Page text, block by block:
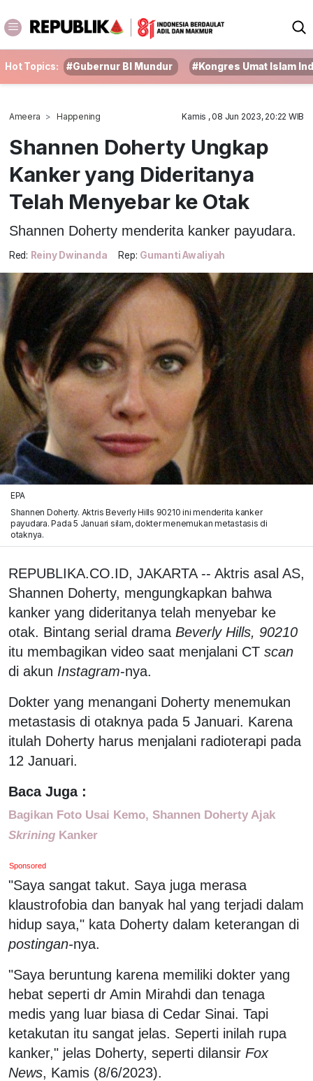
Hot Topics: #Gubernur BI Mundur #Kongres Umat Islam
Ameera Happening Kamis , 08 Jun 2023, 20:22 WIB
Shannen Doherty Ungkap
Kanker yang Dideritanya
Telah Menyebar ke Otak
Shannen Doherty menderita kanker payudara.
Red: Reiny Dwinanda Rep: Gumanti Awaliyah
EPA
Shannen Doherty. Aktris Beverly Hills 90210 ini menderita kanker
payudara. Pada 5 Januari silam, dokter menemukan metastasis di
otaknya.
REPUBLIKA.CO.ID, JAKARTA -- Aktris asal AS,
Shannen Doherty, mengungkapkan bahwa
kanker yang dideritanya telah menyebar ke
otak. Bintang serial drama Beverly Hills, 90210
itu membagikan video saat menjalani CT scan
di akun Instagram-nya.
Dokter yang menangani Doherty menemukan
metastasis di otaknya pada 5 Januari. Karena
itulah Doherty harus menjalani radioterapi pada
12 Januari.
Baca Juga :
Bagikan Foto Usai Kemo, Shannen Doherty Ajak
Skrining Kanker
Sponsored
"Saya sangat takut. Saya juga merasa
klaustrofobia dan banyak hal yang terjadi dalam
hidup saya," kata Doherty dalam keterangan di
postingan-nya.
"Saya beruntung karena memiliki dokter yang
hebat seperti dr Amin Mirahdi dan tenaga
medis yang luar biasa di Cedar Sinai. Tapi
ketakutan itu sangat jelas. Seperti inilah rupa
kanker," jelas Doherty, seperti dilansir Fox
News, Kamis (8/6/2023).